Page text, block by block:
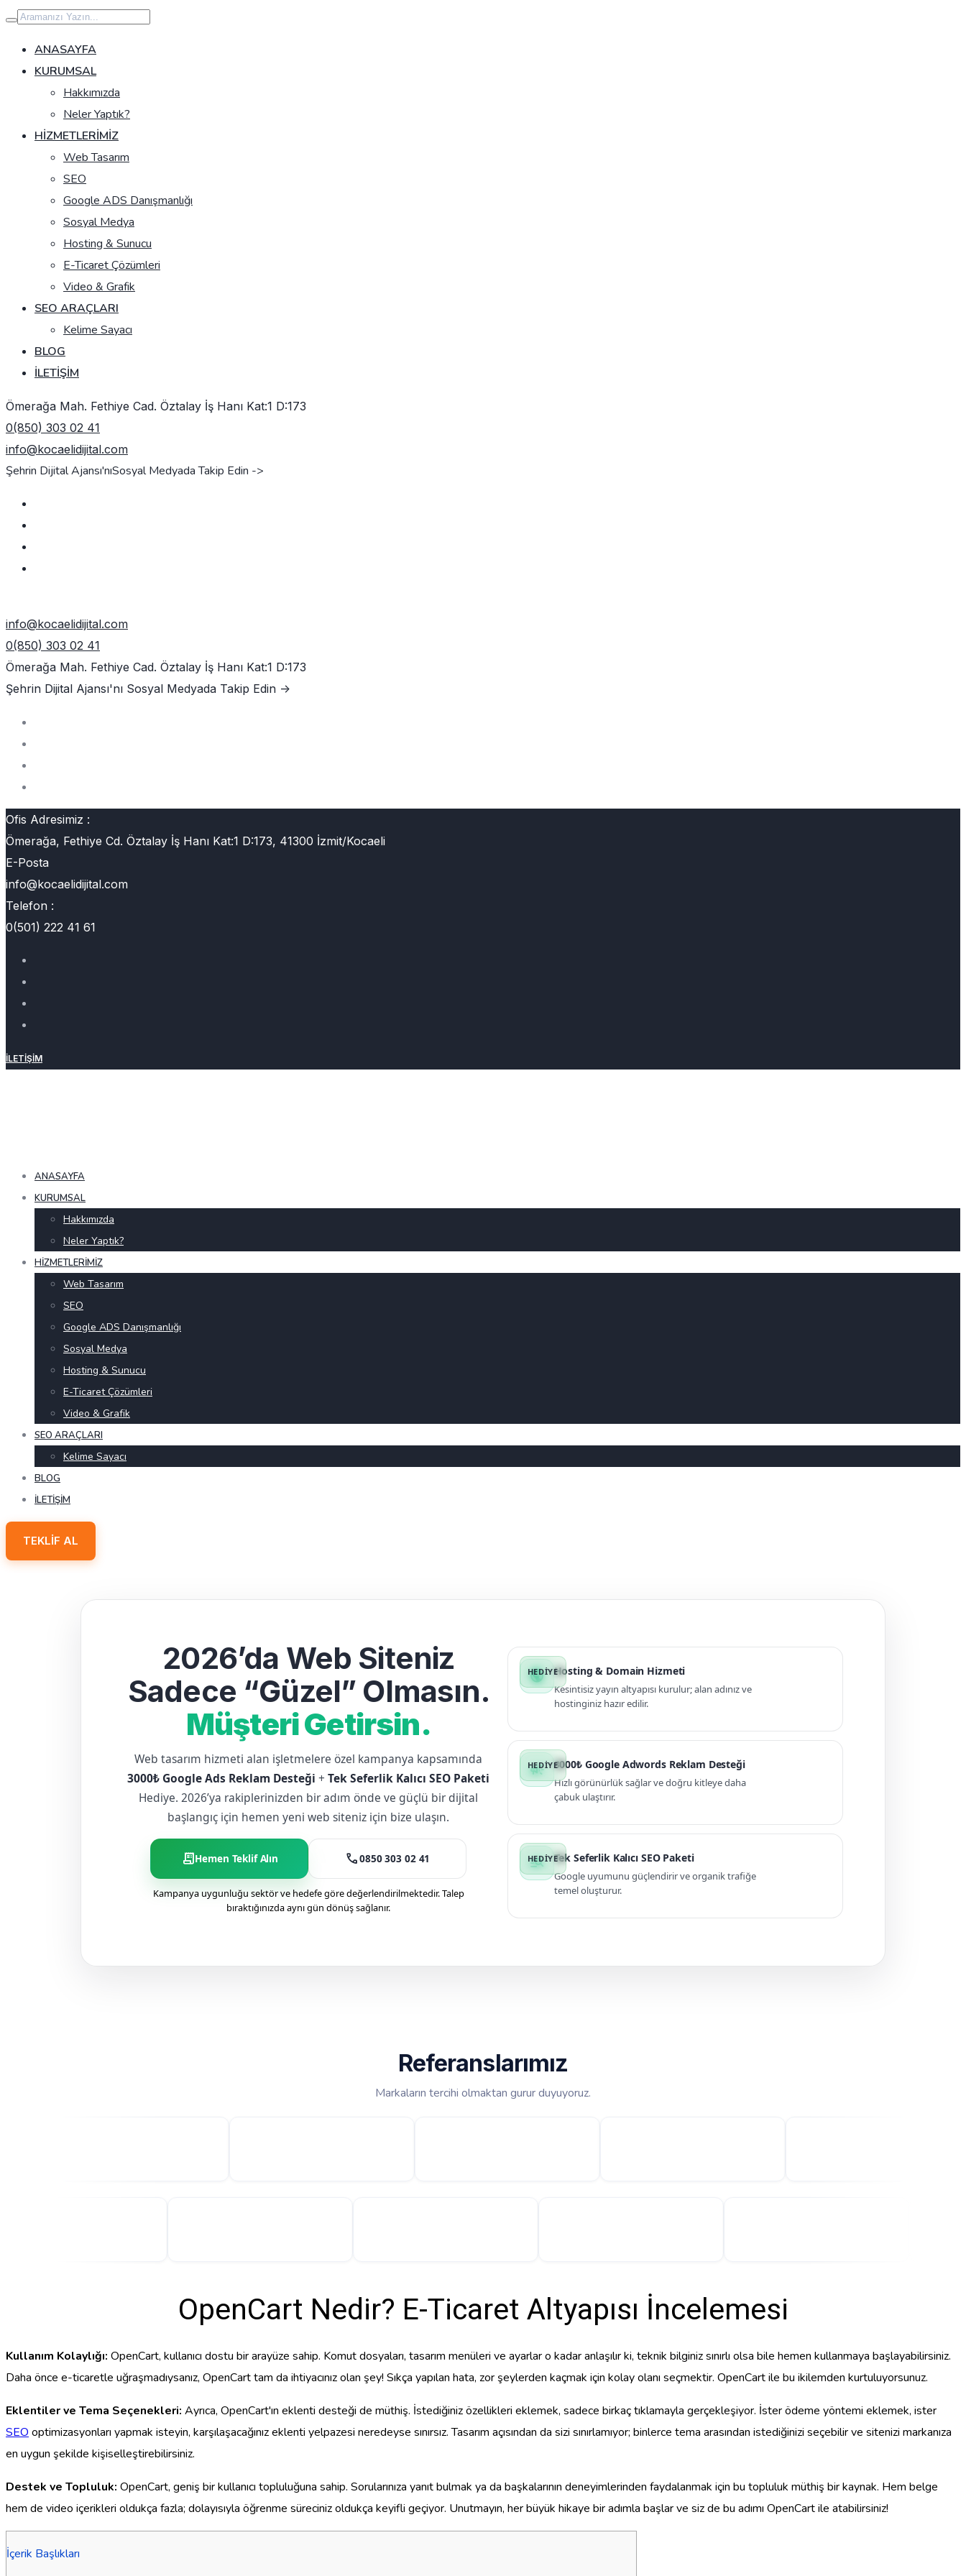
İçeriğe
geç
ANASAYFA
KURUMSAL
Hakkımızda
Neler Yaptık?
HIZMETLERIMIZ
Web Tasarım
SEO
Google ADS Danışmanlığı
Sosyal Medya
Hosting & Sunucu
E-Ticaret Çözümleri
Video & Grafik
SEO ARAÇLARI
Kelime Sayacı
BLOG
İLETIŞIM
Ömerağa Mah. Fethiye Cad. Öztalay İş Hanı Kat:1 D:173
0(850) 303 02 41
info@kocaelidijital.com
Şehrin Dijital Ajansı'nıSosyal Medyada Takip Edin ->
info@kocaelidijital.com
0(850) 303 02 41
Ömerağa Mah. Fethiye Cad. Öztalay İş Hanı Kat:1 D:173
Şehrin Dijital Ajansı'nı Sosyal Medyada Takip Edin ->
Ofis Adresimiz :
Ömerağa, Fethiye Cd. Öztalay İş Hanı Kat:1 D:173, 41300 İzmit/Kocaeli
E-Posta
info@kocaelidijital.com
Telefon :
0(501) 222 41 61
İLETIŞIM
ANASAYFA
KURUMSAL
Hakkımızda
Neler Yaptık?
HIZMETLERIMIZ
Web Tasarım
SEO
Google ADS Danışmanlığı
Sosyal Medya
Hosting & Sunucu
E-Ticaret Çözümleri
Video & Grafik
SEO ARAÇLARI
Kelime Sayacı
BLOG
İLETIŞIM
TEKLIF AL
2026’da Web Siteniz
Sadece “Güzel” Olmasın.
Müşteri Getirsin.
Web tasarım hizmeti alan işletmelere özel kampanya kapsamında
3000₺ Google Ads Reklam Desteği +Tek Seferlik Kalıcı SEO Paketi
Hediye. 2026’ya rakiplerinizden bir adım önde ve güçlü bir dijital
başlangıç için hemen yeni web siteniz için bize ulaşın.
receipt_longHemen Teklif Alın call0850 303 02 41
Kampanya uygunluğu sektör ve hedefe göre değerlendirilmektedir. Talep
bıraktığınızda aynı gün dönüş sağlanır.
public Hosting & Domain Hizmeti
Kesintisiz yayın altyapısı kurulur; alan adınız ve
hostinginiz hazır edilir.
campaign 3000₺ Google Adwords Reklam Desteği
Hızlı görünürlük sağlar ve doğru kitleye daha
çabuk ulaştırır.
manage_search Tek Seferlik Kalıcı SEO Paketi
Google uyumunu güçlendirir ve organik trafiğe
temel oluşturur.
Referanslarımız
Markaların tercihi olmaktan gurur duyuyoruz.
OpenCart Nedir? E-Ticaret Altyapısı İncelemesi
Kullanım Kolaylığı: OpenCart, kullanıcı dostu bir arayüze sahip. Komut dosyaları, tasarım menüleri ve ayarlar o kadar anlaşılır ki, teknik bilginiz sınırlı olsa bile hemen kullanmaya başlayabilirsiniz.
Daha önce e-ticaretle uğraşmadıysanız, OpenCart tam da ihtiyacınız olan şey! Sıkça yapılan hata, zor şeylerden kaçmak için kolay olanı seçmektir. OpenCart ile bu ikilemden kurtuluyorsunuz.
Eklentiler ve Tema Seçenekleri: Ayrıca, OpenCart'ın eklenti desteği de müthiş. İstediğiniz özellikleri eklemek, sadece birkaç tıklamayla gerçekleşiyor. İster ödeme yöntemi eklemek, ister
SEO optimizasyonları yapmak isteyin, karşılaşacağınız eklenti yelpazesi neredeyse sınırsız. Tasarım açısından da sizi sınırlamıyor; binlerce tema arasından istediğinizi seçebilir ve sitenizi markanıza
en uygun şekilde kişiselleştirebilirsiniz.
Destek ve Topluluk: OpenCart, geniş bir kullanıcı topluluğuna sahip. Sorularınıza yanıt bulmak ya da başkalarının deneyimlerinden faydalanmak için bu topluluk müthiş bir kaynak. Hem belge
hem de video içerikleri oldukça fazla; dolayısıyla öğrenme süreciniz oldukça keyifli geçiyor. Unutmayın, her büyük hikaye bir adımla başlar ve siz de bu adımı OpenCart ile atabilirsiniz!
İçerik Başlıkları